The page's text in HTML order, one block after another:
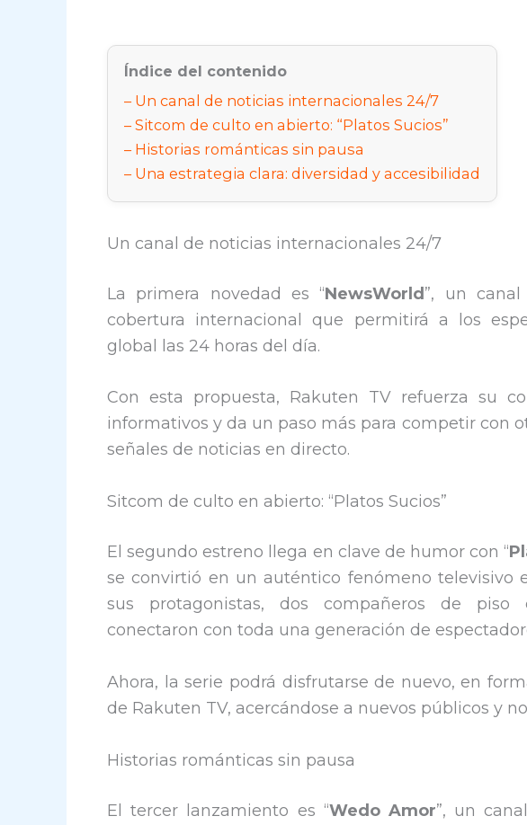
Índice del contenido
Un canal de noticias internacionales 24/7
Sitcom de culto en abierto: “Platos Sucios”
Historias románticas sin pausa
Una estrategia clara: diversidad y accesibilidad
Un canal de noticias internacionales 24/7
La primera novedad es “NewsWorld”, un
cobertura internacional que permitirá a los
global las 24 horas del día.
Con esta propuesta, Rakuten TV refuerza su
informativos y da un paso más para competir con
señales de noticias en directo.
Sitcom de culto en abierto: “Platos Sucios”
El segundo estreno llega en clave de humor con “
se convirtió en un auténtico fenómeno televisivo
sus protagonistas, dos compañeros de piso
conectaron con toda una generación de
Ahora, la serie podrá disfrutarse de nuevo, en
de Rakuten TV, acercándose a nuevos públicos y
Historias románticas sin pausa
El tercer lanzamiento es “Wedo Amor”, un